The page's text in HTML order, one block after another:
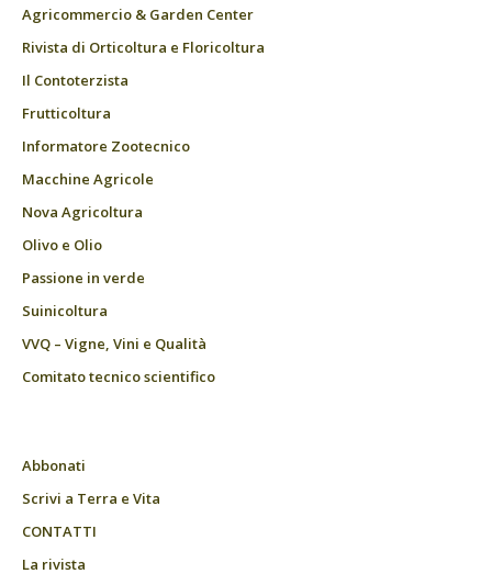
Agricommercio & Garden Center
Rivista di Orticoltura e Floricoltura
Il Contoterzista
Frutticoltura
Informatore Zootecnico
Macchine Agricole
Nova Agricoltura
Olivo e Olio
Passione in verde
Suinicoltura
VVQ – Vigne, Vini e Qualità
Comitato tecnico scientifico
Abbonati
Scrivi a Terra e Vita
CONTATTI
La rivista